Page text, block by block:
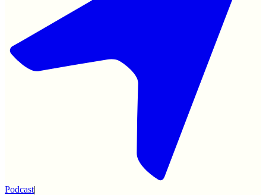
Podcast|